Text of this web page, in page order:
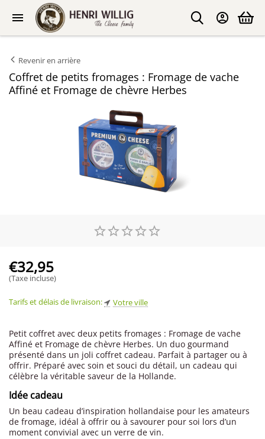
Revenir en arrière
Coffret de petits fromages : Fromage de vache
Affiné et Fromage de chèvre Herbes
€32,95
(Taxe incluse)
Tarifs et délais de livraison: Votre ville
Petit coffret avec deux petits fromages : Fromage de vache
Affiné et Fromage de chèvre Herbes. Un duo gourmand
présenté dans un joli coffret cadeau. Parfait à partager ou à
offrir. Préparé avec soin et souci du détail, un cadeau qui
célèbre la véritable saveur de la Hollande.
Idée cadeau
Un beau cadeau d’inspiration hollandaise pour les amateurs
de fromage, idéal à offrir ou à savourer pour soi lors d’un
moment convivial avec un verre de vin.